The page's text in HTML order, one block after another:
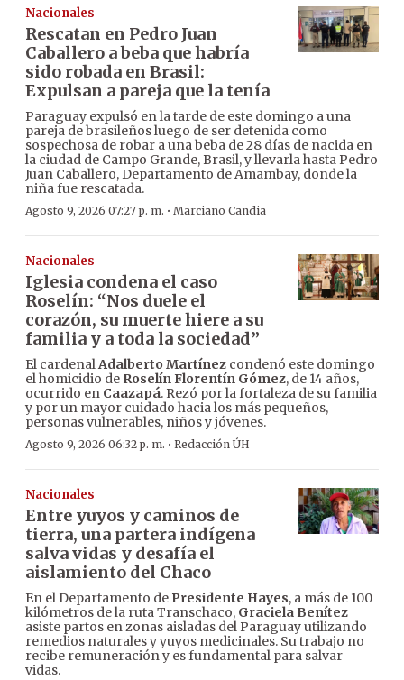
Nacionales
Rescatan en Pedro Juan
Caballero a beba que habría
sido robada en Brasil:
Expulsan a pareja que la tenía
Paraguay expulsó en la tarde de este domingo a una
pareja de brasileños luego de ser detenida como
sospechosa de robar a una beba de 28 días de nacida en
la ciudad de Campo Grande, Brasil, y llevarla hasta Pedro
Juan Caballero, Departamento de Amambay, donde la
niña fue rescatada.
Agosto 9, 2026 07:27 p. m. · Marciano Candia
Nacionales
Iglesia condena el caso
Roselín: “Nos duele el
corazón, su muerte hiere a su
familia y a toda la sociedad”
El cardenalAdalberto Martínez condenó este domingo
el homicidio de Roselín Florentín Gómez, de 14 años,
ocurrido en Caazapá. Rezó por la fortaleza de su familia
y por un mayor cuidado hacia los más pequeños,
personas vulnerables, niños y jóvenes.
Agosto 9, 2026 06:32 p. m. · Redacción ÚH
Nacionales
Entre yuyos y caminos de
tierra, una partera indígena
salva vidas y desafía el
aislamiento del Chaco
En el Departamento de Presidente Hayes, a más de 100
kilómetros de la ruta Transchaco, Graciela Benítez
asiste partos en zonas aisladas del Paraguay utilizando
remedios naturales y yuyos medicinales. Su trabajo no
recibe remuneración y es fundamental para salvar
vidas.